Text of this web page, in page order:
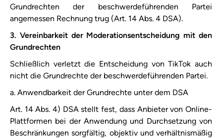
Grundrechten der beschwerdeführenden Partei
angemessen Rechnung trug (Art. 14 Abs. 4 DSA).
3. Vereinbarkeit der Moderationsentscheidung mit den
Grundrechten
Schließlich verletzt die Entscheidung von ​TikTok​ auch
nicht die Grundrechte der beschwerdeführenden Partei.
a. Anwendbarkeit der Grundrechte unter dem DSA
Art. 14 Abs. 4) DSA stellt fest, dass Anbieter von Online-
Plattformen bei der Anwendung und Durchsetzung von
Beschränkungen sorgfältig, objektiv und verhältnismäßig